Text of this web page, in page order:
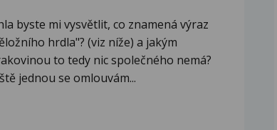
byste mi vysvětlit, co znamená výraz
hrdla"? (viz níže) a jakým
to tedy nic společného nemá?
jednou se omlouvám...